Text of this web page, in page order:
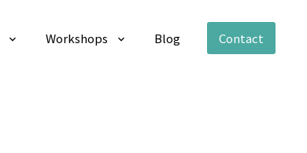
Workshops Blog Contact